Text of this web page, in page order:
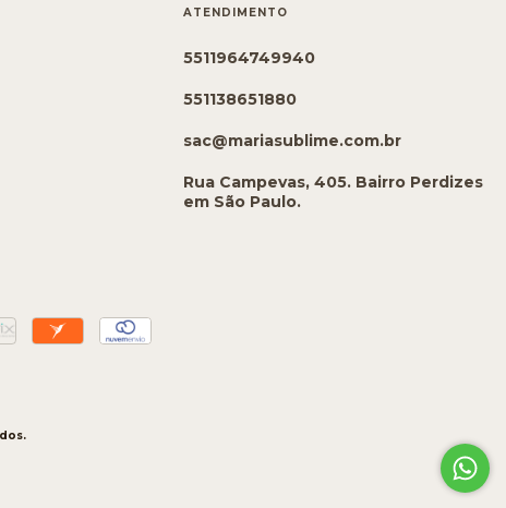
ATENDIMENTO
5511964749940
551138651880
sac@mariasublime.com.br
Rua Campevas, 405. Bairro Perdizes
em São Paulo.